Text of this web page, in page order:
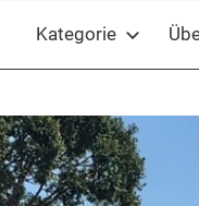
Kategorie